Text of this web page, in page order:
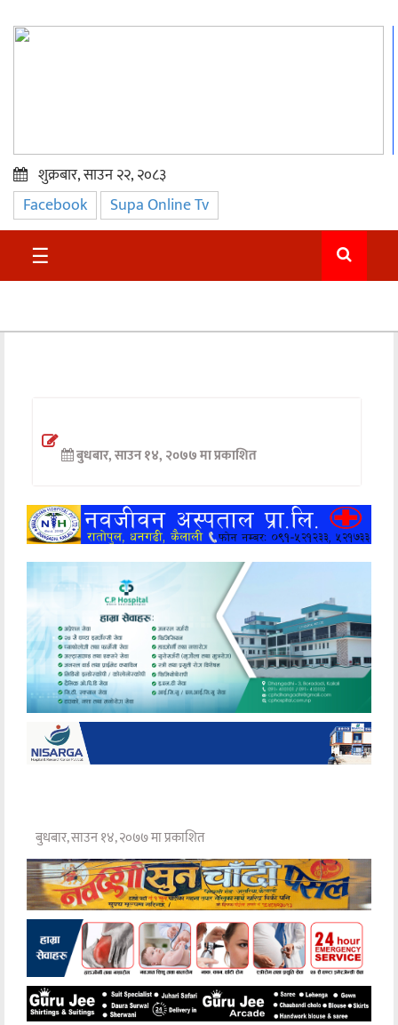
प्रमुख
समाचार
सुदुर
अन्तर्वार्ता
खेलकुद
मनोरञ्जन
अन्य
शुक्रबार, साउन २२, २०८३
Facebook Supa Online Tv
☰
बुधबार, साउन १४, २०७७ मा प्रकाशित
बुधबार, साउन १४, २०७७ मा प्रकाशित